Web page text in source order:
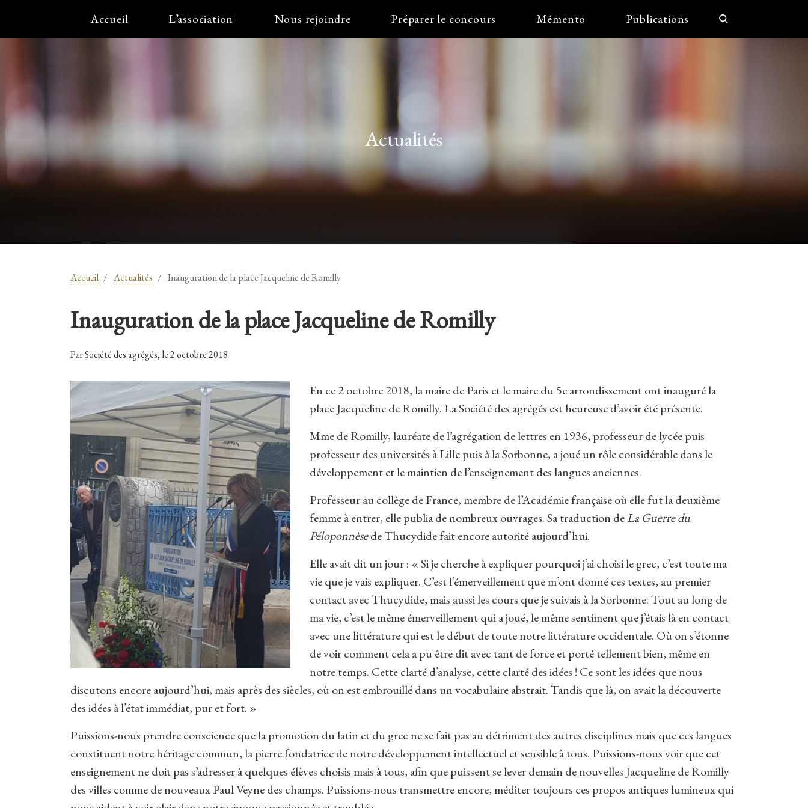
Accueil L’association Nous rejoindre Préparer le concours Mémento Publications
Actualités
Accueil Actualités Inauguration de la place Jacqueline de Romilly
Inauguration de la place Jacqueline de Romilly
Par Société des agrégés, le 2 octobre 2018
En ce 2 octobre 2018, la maire de Paris et le maire du 5e arrondissement ont inauguré la
place Jacqueline de Romilly. La Société des agrégés est heureuse d’avoir été présente.
Mme de Romilly, lauréate de l’agrégation de lettres en 1936, professeur de lycée puis
professeur des universités à Lille puis à la Sorbonne, a joué un rôle considérable dans le
développement et le maintien de l’enseignement des langues anciennes.
Professeur au collège de France, membre de l’Académie française où elle fut la deuxième
femme à entrer, elle publia de nombreux ouvrages. Sa traduction deLa Guerre du
Péloponnèsede Thucydide fait encore autorité aujourd’hui.
Elle avait dit un jour : « Si je cherche à expliquer pourquoi j’ai choisi le grec, c’est toute ma
vie que je vais expliquer. C’est l’émerveillement que m’ont donné ces textes, au premier
contact avec Thucydide, mais aussi les cours que je suivais à la Sorbonne. Tout au long de
ma vie, c’est le même émerveillement qui a joué, le même sentiment que j’étais là en contact
avec une littérature qui est le début de toute notre littérature occidentale. Où on s’étonne
de voir comment cela a pu être dit avec tant de force et porté tellement bien, même en
notre temps. Cette clarté d’analyse, cette clarté des idées ! Ce sont les idées que nous
discutons encore aujourd’hui, mais après des siècles, où on est embrouillé dans un vocabulaire abstrait. Tandis que là, on avait la découverte
des idées à l’état immédiat, pur et fort. »
Puissions-nous prendre conscience que la promotion du latin et du grec ne se fait pas au détriment des autres disciplines mais que ces langues
constituent notre héritage commun, la pierre fondatrice de notre développement intellectuel et sensible à tous. Puissions-nous voir que cet
enseignement ne doit pas s’adresser à quelques élèves choisis mais à tous, afin que puissent se lever demain de nouvelles Jacqueline de Romilly
des villes comme de nouveaux Paul Veyne des champs. Puissions-nous transmettre encore, méditer toujours ces propos antiques lumineux qui